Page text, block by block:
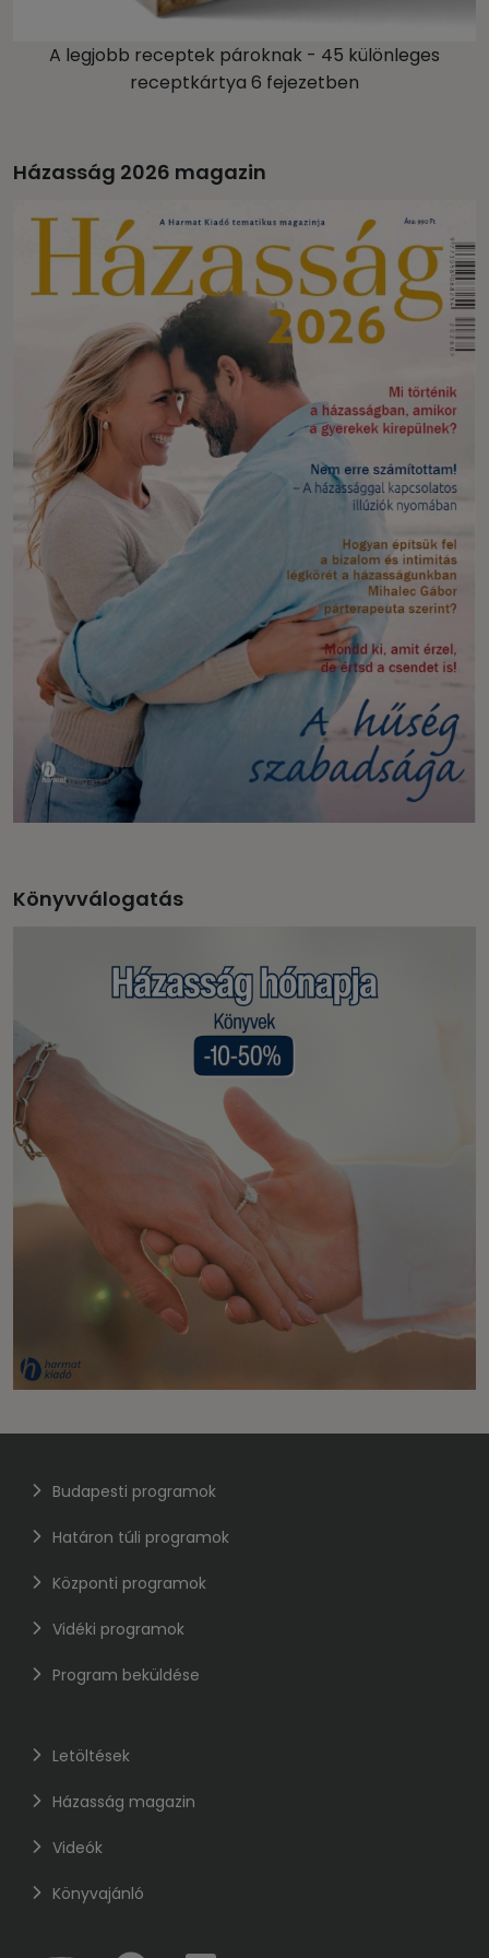
A legjobb receptek pároknak - 45 különleges
receptkártya 6 fejezetben
Házasság 2026 magazin
Könyvválogatás
Budapesti programok
Határon túli programok
Központi programok
Vidéki programok
Program beküldése
Letöltések
Házasság magazin
Videók
Könyvajánló